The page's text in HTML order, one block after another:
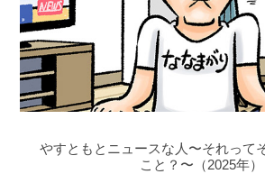
やすともとニュースな人〜それって
こと？〜（2025年）